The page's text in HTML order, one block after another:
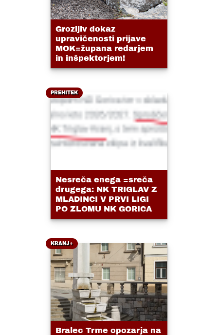
Grozljiv dokaz
upravičenosti prijave
MOK=župana redarjem
in inšpektorjem!
PREHITEK
Nesreča enega =sreča
drugega: NK TRIGLAV Z
MLADINCI V PRVI LIGI
PO ZLOMU NK GORICA
KRANJ+
Bralec Trme opozarja na